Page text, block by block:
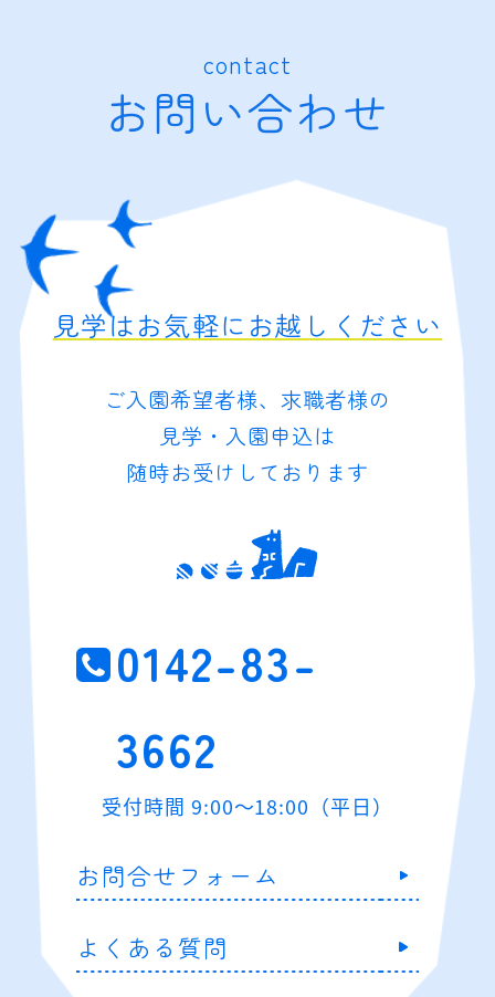
contact
お問い合わせ
見学はお気軽にお越しください
ご入園希望者様、求職者様の
見学・入園申込は
随時お受けしております
0142-83-
3662
受付時間 9:00～18:00（平日）
お問合せフォーム
よくある質問